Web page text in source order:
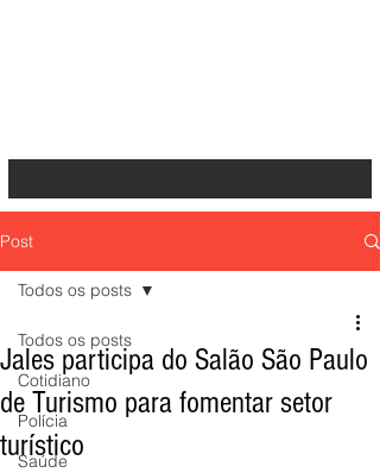
Post
Todos os posts
Cotidiano
Polícia
Saúde
Todos os posts
Jales participa do Salão São Paulo
de Turismo para fomentar setor
turístico